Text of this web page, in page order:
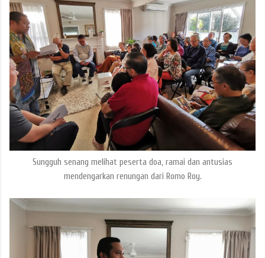
Sungguh senang melihat peserta doa, ramai dan antusias
mendengarkan renungan dari Romo Roy.